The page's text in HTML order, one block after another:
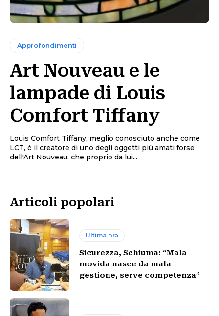
Approfondimenti
Art Nouveau e le
lampade di Louis
Comfort Tiffany
Louis Comfort Tiffany, meglio conosciuto anche come
LCT, è il creatore di uno degli oggetti più amati forse
dell'Art Nouveau, che proprio da lui...
Articoli popolari
Ultima ora
Sicurezza, Schiuma: “Mala
movida nasce da mala
gestione, serve competenza”